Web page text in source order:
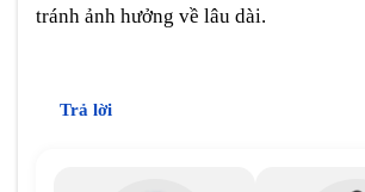
tránh ảnh hưởng về lâu dài.
Trả lời